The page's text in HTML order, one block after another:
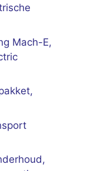
Mach-E,